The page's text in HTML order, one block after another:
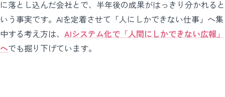
に落とし込んだ会社とで、半年後の成果がはっきり分かれると
いう事実です。AIを定着させて「人にしかできない仕事」へ集
中する考え方は、 AIシステム化で「人間にしかできない広報」
へでも掘り下げています。